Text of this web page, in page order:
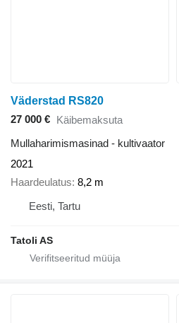
Väderstad RS820
27 000 € Käibemaksuta
Mullaharimismasinad - kultivaator
2021
Haardeulatus 8,2 m
Eesti, Tartu
Tatoli AS